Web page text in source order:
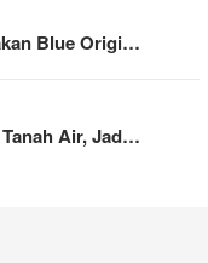
Blue Origi…
Air, Jad…